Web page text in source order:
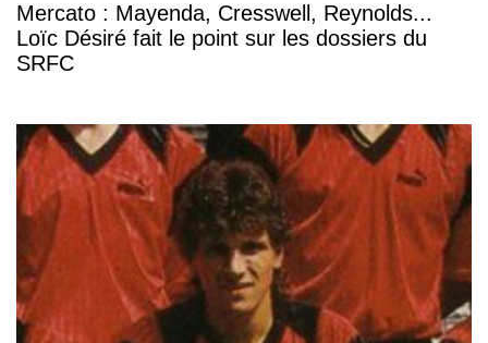
Mercato : Mayenda, Cresswell, Reynolds...
Loïc Désiré fait le point sur les dossiers du
SRFC